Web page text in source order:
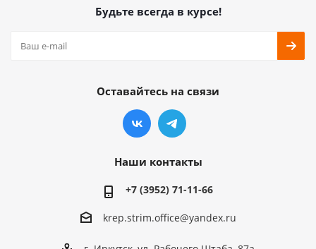
Будьте всегда в курсе!
Оставайтесь на связи
Наши контакты
+7 (3952) 71-11-66
krep.strim.office@yandex.ru